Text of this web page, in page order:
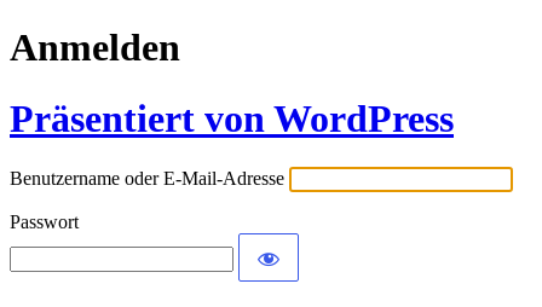
Anmelden
Präsentiert von WordPress
Benutzername oder E-Mail-Adresse
Passwort